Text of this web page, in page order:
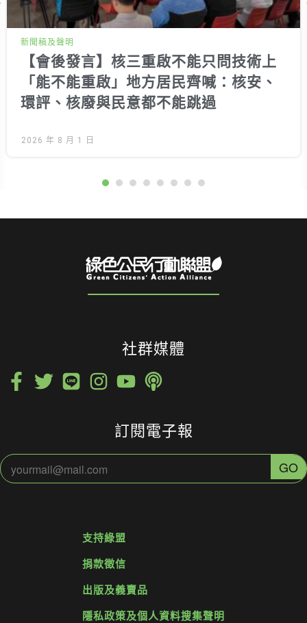
新聞稿及聲明
【會後發言】核三重啟不能只問技術上
「能不能重啟」地方居民齊喊：核安、
環評、核廢與民意都不能跳過
2026 年 8 月 1 日
Next
社群媒體
訂閱電子報
支持綠盟
捐款徵信
出版及義賣品
隱私政策及個人資料搜集聲明